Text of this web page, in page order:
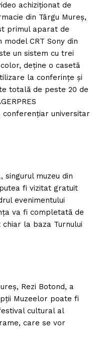
achiziţionat de
din Târgu Mureş,
primul aparat de
CRT Sony din
un sistem cu trei
deţine o casetă
la conferinţe şi
totală de peste 20 de
conferenţiar universitar
singurul muzeu din
fi vizitat gratuit
evenimentului
va fi completată de
la baza Turnului
Rezi Botond, a
Muzeelor poate fi
cultural al
care se vor